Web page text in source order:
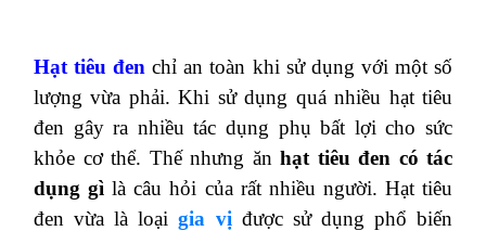
Hạt tiêu đen chỉ an toàn khi sử dụng với một số
lượng vừa phải. Khi sử dụng quá nhiều hạt tiêu
đen gây ra nhiều tác dụng phụ bất lợi cho sức
khỏe cơ thể. Thế nhưng ăn hạt tiêu đen có tác
dụng gì là câu hỏi của rất nhiều người. Hạt tiêu
đen vừa là loạigia vị được sử dụng phổ biến